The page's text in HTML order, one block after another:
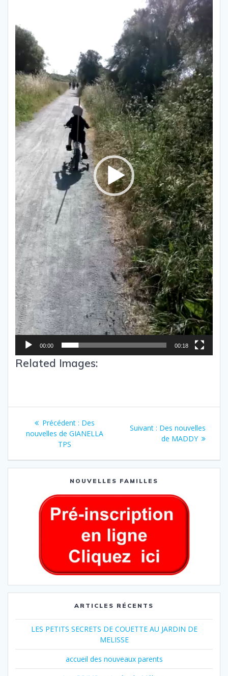
00:00 00:18
Related Images:
Précédent : Des
nouvelles de GIANELLA
TPS
Suivant : Des nouvelles
de MADDY
NOUVELLES FAMILLES
ARTICLES RÉCENTS
LES PETITS SECRETS DE COUETTE AU JARDIN DE
MELISSE
accueil des nouveaux parents